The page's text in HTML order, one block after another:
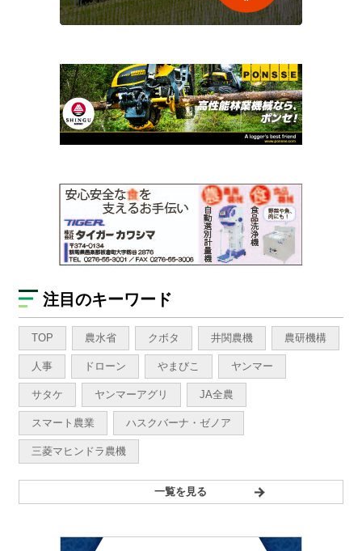
注目のキーワード
TOP 農水省 クボタ 井関農機 農研機構
人事 ドローン やまびこ ヤンマー
サタケ ヤンマーアグリ JA全農
スマート農業 ハスクバーナ・ゼノア
三菱マヒンドラ農機
一覧を見る